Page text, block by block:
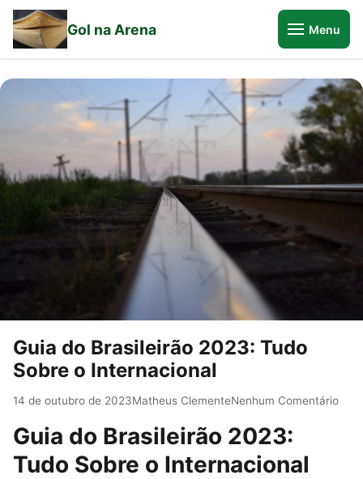
Gol na Arena Menu
Guia do Brasileirão 2023: Tudo
Sobre o Internacional
14 de outubro de 2023Matheus ClementeNenhum Comentário
Guia do Brasileirão 2023:
Tudo Sobre o Internacional